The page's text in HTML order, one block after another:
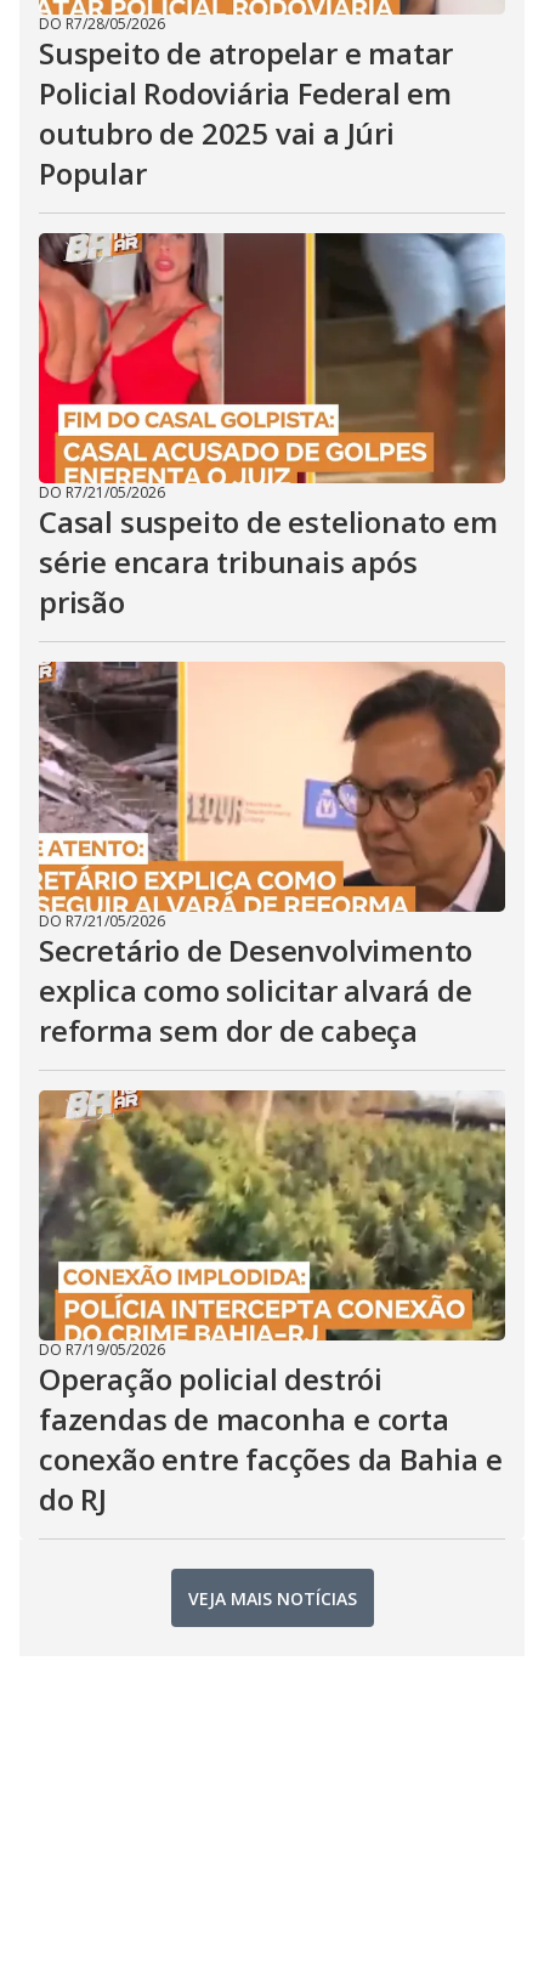
DO R7/28/05/2026
Suspeito de atropelar e matar
Policial Rodoviária Federal em
outubro de 2025 vai a Júri
Popular
DO R7/21/05/2026
Casal suspeito de estelionato em
série encara tribunais após
prisão
DO R7/21/05/2026
Secretário de Desenvolvimento
explica como solicitar alvará de
reforma sem dor de cabeça
DO R7/19/05/2026
Operação policial destrói
fazendas de maconha e corta
conexão entre facções da Bahia e
do RJ
VEJA MAIS NOTÍCIAS